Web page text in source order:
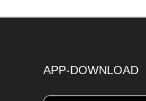
APP-DOWNLOAD